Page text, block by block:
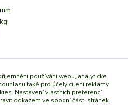
používání webu, analytické
také pro účely cílení reklamy
Nastavení vlastních preferencí
odkazem ve spodní části stránek.